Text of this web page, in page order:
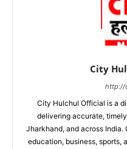
City
http://
City Hulchul Official is a
delivering accurate,
Jharkhand, and across
education, business, sports,